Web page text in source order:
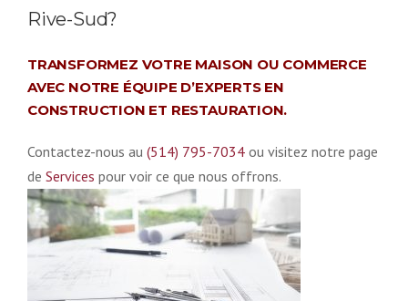
Rive-Sud?
TRANSFORMEZ VOTRE MAISON OU COMMERCE
AVEC NOTRE ÉQUIPE D’EXPERTS EN
CONSTRUCTION ET RESTAURATION.
Contactez-nous au (514) 795-7034 ou visitez notre page
de Services pour voir ce que nous offrons.